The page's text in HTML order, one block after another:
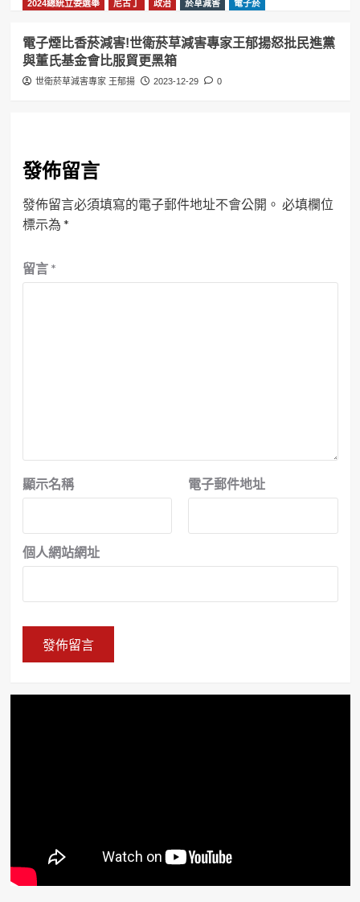
2024總統立委選舉 尼古丁 政治 菸草減害 電子菸
電子煙比香菸減害!世衛菸草減害專家王郁揚怒批民進黨
與董氏基金會比服貿更黑箱
世衛菸草減害專家 王郁揚 2023-12-29 0
發佈留言
發佈留言必須填寫的電子郵件地址不會公開。 必填欄位
標示為 *
留言 *
顯示名稱 電子郵件地址
個人網站網址